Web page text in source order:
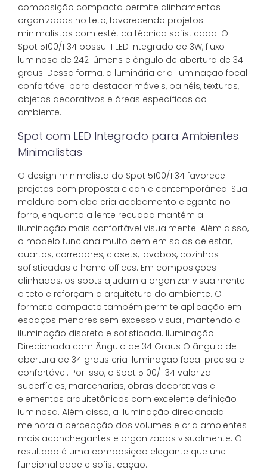
composição compacta permite alinhamentos
organizados no teto, favorecendo projetos
minimalistas com estética técnica sofisticada. O
Spot 5100/1 34 possui 1 LED integrado de 3W, fluxo
luminoso de 242 lúmens e ângulo de abertura de 34
graus. Dessa forma, a luminária cria iluminação focal
confortável para destacar móveis, painéis, texturas,
objetos decorativos e áreas específicas do
ambiente.
Spot com LED Integrado para Ambientes
Minimalistas
O design minimalista do Spot 5100/1 34 favorece
projetos com proposta clean e contemporânea. Sua
moldura com aba cria acabamento elegante no
forro, enquanto a lente recuada mantém a
iluminação mais confortável visualmente. Além disso,
o modelo funciona muito bem em salas de estar,
quartos, corredores, closets, lavabos, cozinhas
sofisticadas e home offices. Em composições
alinhadas, os spots ajudam a organizar visualmente
o teto e reforçam a arquitetura do ambiente. O
formato compacto também permite aplicação em
espaços menores sem excesso visual, mantendo a
iluminação discreta e sofisticada. Iluminação
Direcionada com Ângulo de 34 Graus O ângulo de
abertura de 34 graus cria iluminação focal precisa e
confortável. Por isso, o Spot 5100/1 34 valoriza
superfícies, marcenarias, obras decorativas e
elementos arquitetônicos com excelente definição
luminosa. Além disso, a iluminação direcionada
melhora a percepção dos volumes e cria ambientes
mais aconchegantes e organizados visualmente. O
resultado é uma composição elegante que une
funcionalidade e sofisticação.